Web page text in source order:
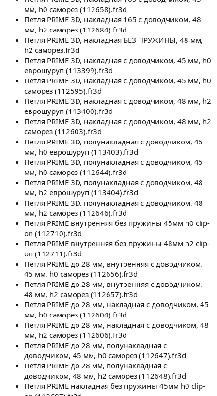
мм, h0 саморез (112658).fr3d
Петля PRIME 3D, накладная 165 с доводчиком, 48
мм, h2 саморез (112684).fr3d
Петля PRIME 3D, накладная БЕЗ ПРУЖИНЫ, 48 мм,
h2 саморез.fr3d
Петля PRIME 3D, накладная с доводчиком, 45 мм, h0
еврошуруп (113399).fr3d
Петля PRIME 3D, накладная с доводчиком, 45 мм, h0
саморез (112595).fr3d
Петля PRIME 3D, накладная с доводчиком, 48 мм, h2
еврошуруп (113400).fr3d
Петля PRIME 3D, накладная с доводчиком, 48 мм, h2
саморез (112603).fr3d
Петля PRIME 3D, полунакладная с доводчиком, 45
мм, h0 еврошуруп (113403).fr3d
Петля PRIME 3D, полунакладная с доводчиком, 45
мм, h0 саморез (112644).fr3d
Петля PRIME 3D, полунакладная с доводчиком, 48
мм, h2 еврошуруп (113404).fr3d
Петля PRIME 3D, полунакладная с доводчиком, 48
мм, h2 саморез (112646).fr3d
Петля PRIME внутренняя без пружины 45мм h0 clip-
on (112710).fr3d
Петля PRIME внутренняя без пружины 48мм h2 clip-
on (112711).fr3d
Петля PRIME до 28 мм, внутренняя с доводчиком,
45 мм, h0 саморез (112656).fr3d
Петля PRIME до 28 мм, внутренняя с доводчиком,
48 мм, h2 саморез (112657).fr3d
Петля PRIME до 28 мм, накладная с доводчиком, 45
мм, h0 саморез (112604).fr3d
Петля PRIME до 28 мм, накладная с доводчиком, 48
мм, h2 саморез (112606).fr3d
Петля PRIME до 28 мм, полунакладная с
доводчиком, 45 мм, h0 саморез (112647).fr3d
Петля PRIME до 28 мм, полунакладная с
доводчиком, 48 мм, h2 саморез (112648).fr3d
Петля PRIME накладная без пружины 45мм h0 clip-